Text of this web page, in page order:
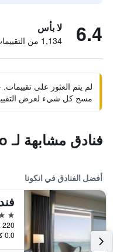
6.4 لا بأس
1,134 من التقييمات تم التحقق منها
لم يتم العثور على
مسح كل شيء لعرض
فنادق مشابهة لـ Albergo Gino
أفضل الفنادق في انكونا
4 نجوم
0.0 كيلومتر عن وسط المدينة